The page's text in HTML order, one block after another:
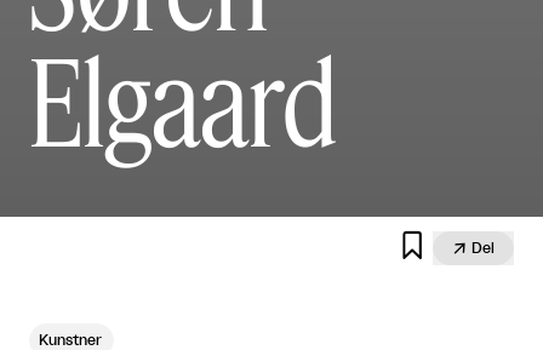
Elgaard
  Del
Kunstner